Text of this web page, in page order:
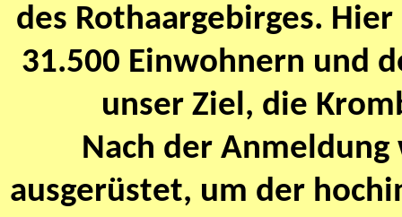
des Rothaargebirges.
31.500 Einwohnern und
unser Ziel, die
Nach der
ausgerüstet, um der